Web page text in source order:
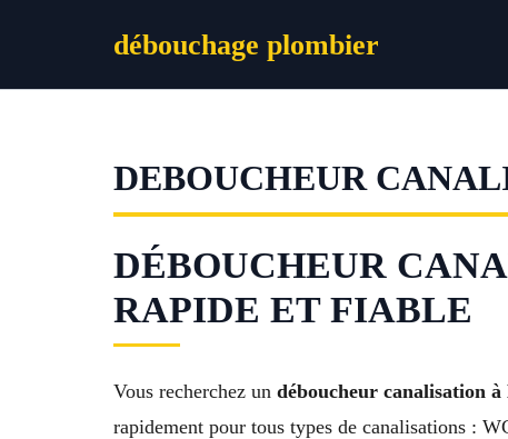
débouchage plombier
DEBOUCHEUR
DÉBOUCHEUR
RAPIDE ET FIABLE
Vous recherchez un déboucheur canalisation à
rapidement pour tous types de canalisations :